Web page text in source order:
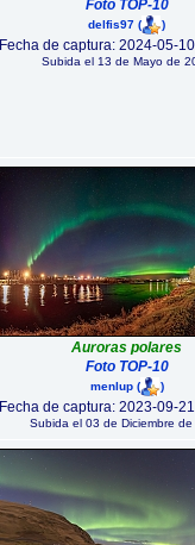
Foto TOP-10
delfis97 ( )
Fecha de captura: 2024-05-
Subida el 13 de Mayo de
Auroras polares
Foto TOP-10
menlup( )
Fecha de captura: 2023-09-
Subida el 03 de Diciembre